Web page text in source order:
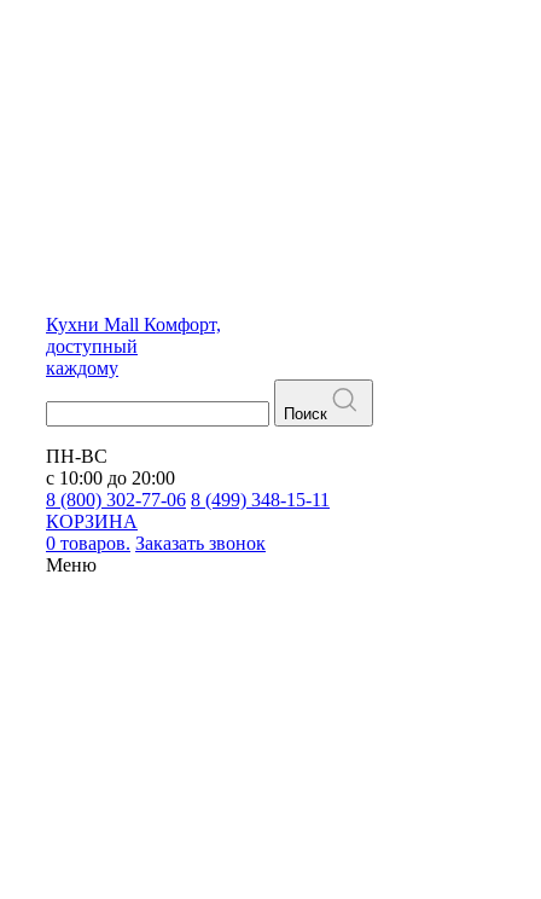
Кухни Mall Комфорт,
доступный
каждому
Поиск
ПН-ВС
с 10:00 до 20:00
8 (800) 302-77-06 8 (499) 348-15-11
КОРЗИНА
0 товаров. Заказать звонок
Меню